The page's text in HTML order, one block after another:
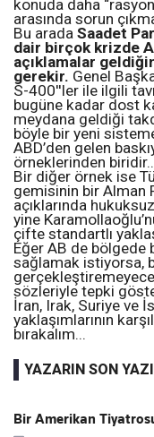
konuda daha
arasında sorun
Bu arada Saadet
dair birçok krizde
açıklamalar
gerekir. Genel
S-400''ler ile ilgili
bugüne kadar dost
meydana geldiği
böyle bir yeni
ABD’den gelen
örneklerinden
Bir diğer örnek ise
gemisinin bir Alman
açıklarında
yine
çifte standartlı
Eğer AB de bölgede
sağlamak istiyorsa,
sözleriyle tepki
İran, Irak, Suriye ve
yaklaşımlarının
bırakalım...
YAZARIN SON
Bir Amerikan